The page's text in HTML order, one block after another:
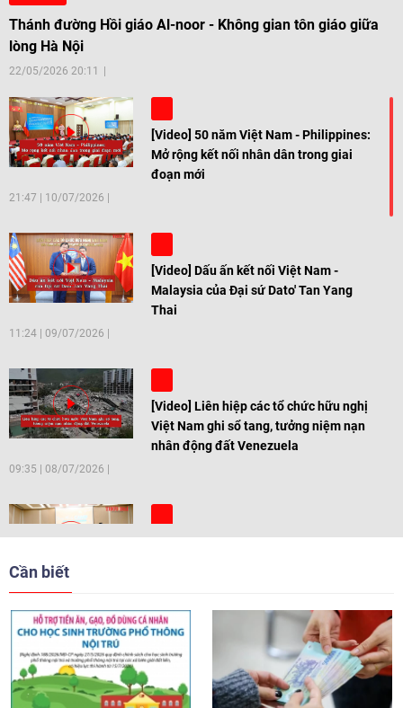
Thánh đường Hồi giáo Al-noor - Không gian tôn giáo giữa
lòng Hà Nội
22/05/2026 20:11
[Video] 50 năm Việt Nam - Philippines:
Mở rộng kết nối nhân dân trong giai
đoạn mới
21:47 10/07/2026
[Video] Dấu ấn kết nối Việt Nam -
Malaysia của Đại sứ Dato' Tan Yang
Thai
11:24 09/07/2026
[Video] Liên hiệp các tổ chức hữu nghị
Việt Nam ghi sổ tang, tưởng niệm nạn
nhân động đất Venezuela
09:35 08/07/2026
[Video] Trẻ em Đông Á cùng kiến tạo
[Video] Âm nhạc flamenco gắn kết văn
hoá Việt Nam - Tây Ban Nha
11:10 17/06/2026
Cần biết